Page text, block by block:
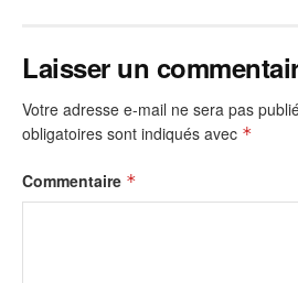
Laisser un
Votre adresse e-mail ne sera pas
obligatoires sont indiqués avec *
Commentaire *